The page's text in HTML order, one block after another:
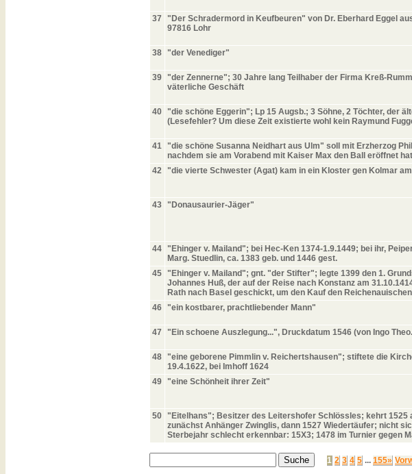
37
"Der Schradermord in Keufbeuren" von Dr. Eberhard Eggel
97816 Lohr
38 "der Venediger"
39 "der Zennerne"; 30 Jahre lang Teilhaber der Firma Kreß-
väterliche Geschäft
40 "die schöne Eggerin"; Lp 15 Augsb.; 3 Söhne, 2 Töchter, der
(Lesefehler? Um diese Zeit existierte wohl kein Raymund
41 "die schöne Susanna Neidhart aus Ulm" soll mit Erzherzog
nachdem sie am Vorabend mit Kaiser Max den Ball eröffnet
42 "die vierte Schwester (Agat) kam in ein Kloster gen Kolmar
43 "Donausaurier-Jäger"
44 "Ehinger v. Mailand"; bei Hec-Ken 1374-1.9.1449; bei ihr,
Marg. Stuedlin, ca. 1383 geb. und 1446 gest.
45 "Ehinger v. Mailand"; gnt. "der Stifter"; legte 1399 den 1.
Johannes Huß, der auf der Reise nach Konstanz am
Rath nach Basel geschickt, um den Kauf den
46 "ein kostbarer, prachtliebender Mann"
47 "Ein schoene Auszlegung...", Druckdatum 1546 (von Ingo
48 "eine geborene Pimmlin v. Reichertshausen"; stiftete die
19.4.1622, bei Imhoff 1624
49 "eine Schönheit ihrer Zeit"
50 "Eitelhans"; Besitzer des Leitershofer Schlössles; kehrt 1525
zunächst Anhänger Zwinglis, dann 1527 Wiedertäufer; nicht
Sterbejahr schlecht erkennbar: 15X3; 1478 im Turnier gegen
1 2 3 4 5 ... 155»